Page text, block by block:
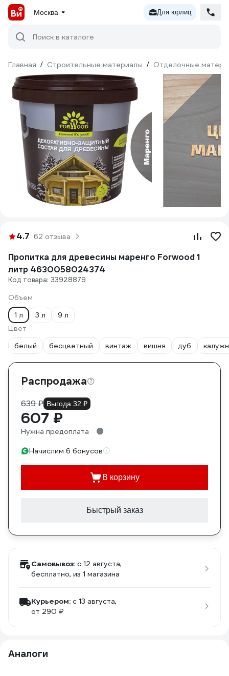
Москва Для юрлиц
Поиск в каталоге
Главная / Строительные материалы / Отделочные
4.7 62 отзыва
Пропитка для древесины маренго Forwood 1
литр 4630058024374
Код товара: 33928879
Объем
1 л
3 л
9 л
Цвет
белый
бесцветный винтаж вишня дуб
Распродажа
639 ₽ Выгода 32 ₽
607 ₽
Нужна предоплата
Начислим 6 бонусов
В корзину
Быстрый заказ
Самовывоз: c 12 августа,
бесплатно, из 1 магазина
Курьером: c 13 августа,
от 290 ₽
Аналоги